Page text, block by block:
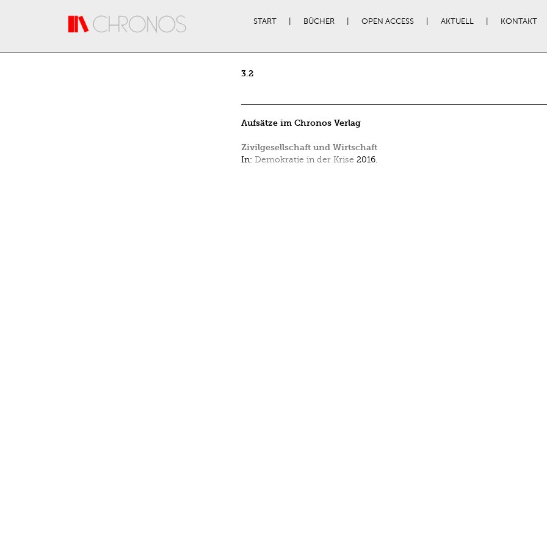
START BÜCHER OPEN ACCESS AKTUELL KONTAKT
3.2
Aufsätze im Chronos Verlag
Zivilgesellschaft und Wirtschaft
In: Demokratie in der Krise 2016.